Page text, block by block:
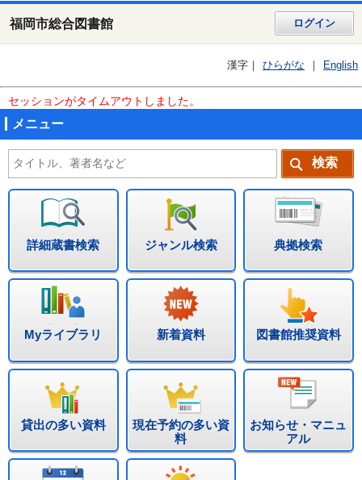
福岡市総合図書館 ログイン
漢字 ひらがな English
セッションがタイムアウトしました。
メニュー
詳細蔵書検索 ジャンル検索 典拠検索
Myライブラリ 新着資料 図書館推奨資料
貸出の多い資料
現在予約の多い資
料
お知らせ・マニュ
アル